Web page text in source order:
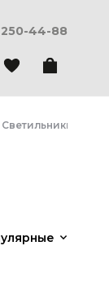
44-88
Светильники в